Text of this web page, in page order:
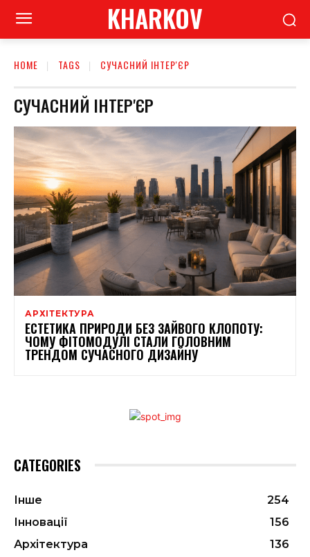
KHARKOV
HOME TAGS СУЧАСНИЙ ІНТЕР'ЄР
СУЧАСНИЙ ІНТЕР'ЄР
АРХІТЕКТУРА
ЕСТЕТИКА ПРИРОДИ БЕЗ ЗАЙВОГО КЛОПОТУ:
ЧОМУ ФІТОМОДУЛІ СТАЛИ ГОЛОВНИМ
ТРЕНДОМ СУЧАСНОГО ДИЗАЙНУ
CATEGORIES
Інше
254
Інновації
156
Архітектура
136